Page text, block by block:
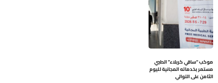
موكب “ساقي كربلاء” الطبي
مستمر بخدماته المجانية لليوم
الثامن على التوالي